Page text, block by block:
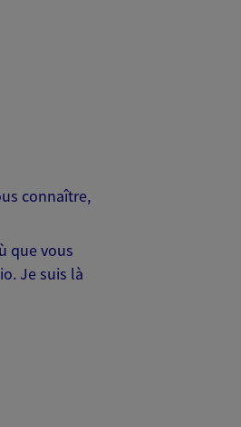
connaître,
que vous
Je suis là